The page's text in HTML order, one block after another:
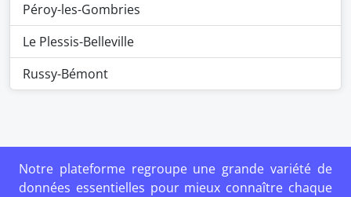
Péroy-les-Gombries
Le Plessis-Belleville
Russy-Bémont
Notre plateforme regroupe une grande variété de
données essentielles pour mieux connaître chaque